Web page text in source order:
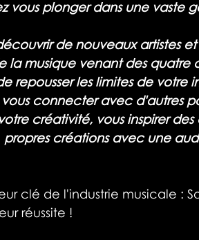
vous plonger dans une vaste
de nouveaux artistes
la musique venant des quatre
repousser les limites de votre
connecter avec d'autres
créativité, vous inspirer
propres créations avec une
clé de l'industrie musicale :
réussite !